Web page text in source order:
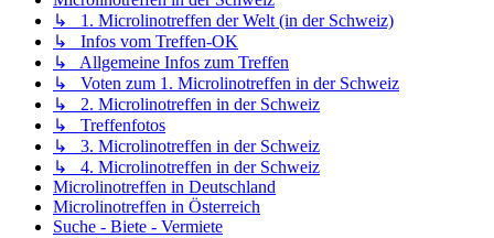
↳ 1. Microlinotreffen der Welt (in der Schweiz)
↳ Infos vom Treffen-OK
↳ Allgemeine Infos zum Treffen
↳ Voten zum 1. Microlinotreffen in der Schweiz
↳ 2. Microlinotreffen in der Schweiz
↳ Treffenfotos
↳ 3. Microlinotreffen in der Schweiz
↳ 4. Microlinotreffen in der Schweiz
Microlinotreffen in Deutschland
Microlinotreffen in Österreich
Suche - Biete - Vermiete